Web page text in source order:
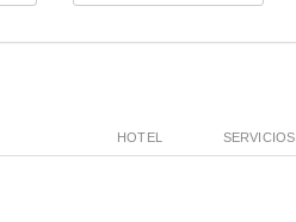
HOTEL SERVICIOS